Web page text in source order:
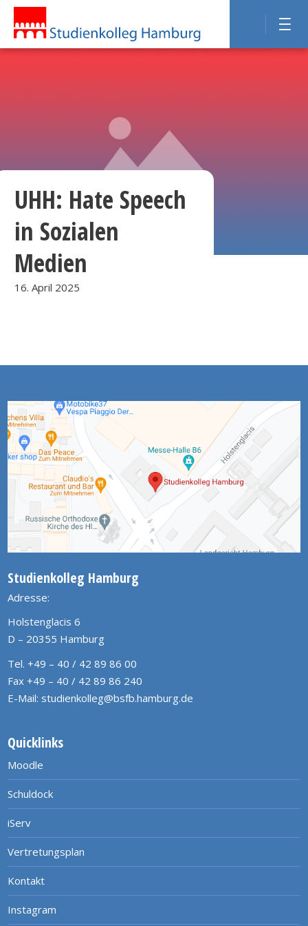
UHH: Hate Speech
in Sozialen
Medien
16. April 2025
Studienkolleg Hamburg
Adresse:
Holstenglacis 6
D – 20355 Hamburg
Tel. +49 – 40 / 42 89 86 00
Fax +49 – 40 / 42 89 86 240
E-Mail: studienkolleg@bsfb.hamburg.de
Quicklinks
Moodle
Schuldock
iServ
Vertretungsplan
Kontakt
Instagram